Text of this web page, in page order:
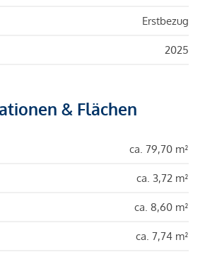
Erstbezug
2025
& Flächen
ca. 79,70 m²
ca. 3,72 m²
ca. 8,60 m²
ca. 7,74 m²